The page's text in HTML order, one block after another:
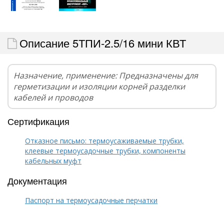
Описание 5ТПИ-2.5/16 мини КВТ
Назначение, применение: Предназначены для
герметизации и изоляции корней разделки
кабелей и проводов
Сертификация
Отказное письмо: термоусаживаемые трубки,
клеевые термоусадочные трубки, компоненты
кабельных муфт
Документация
Паспорт на термоусадочные перчатки